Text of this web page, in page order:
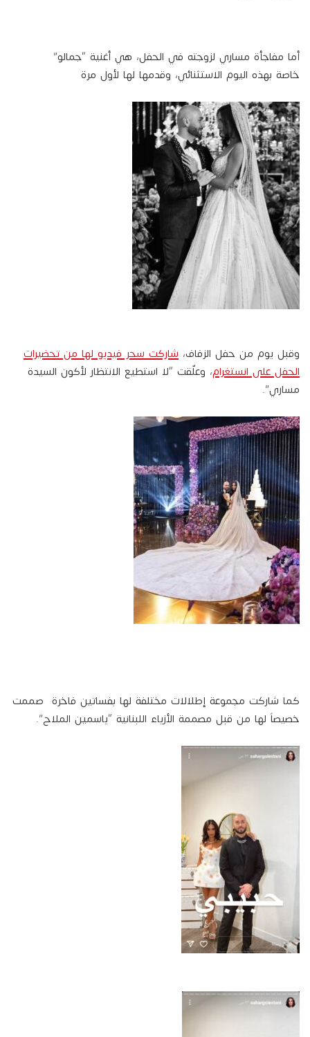
أما مفاجأة مساري لزوجته في الحفل، هي أغنية “جمالو”
خاصة بهذه اليوم الاستثنائي، وقدمها لها لأول مرة
وقبل يوم من حفل الزفاف، شاركت سحر فيديو لها من تحضيرات
الحفل على انستغرام، وعلّقت “لا استطيع الانتظار لأكون السيدة
مساري”.
كما شاركت مجموعة إطلالات مختلفة لها بفساتين فاخرة صممت
خصيصاً لها من قبل مصممة الأزياء اللبنانية “ياسمين الملاح”.